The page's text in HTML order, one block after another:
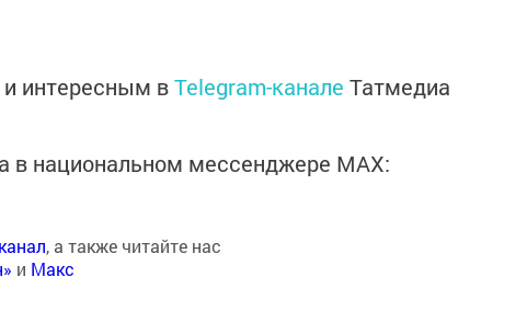
интересным вTelegram-канале Татмедиа
в национальном мессенджере MАХ:
, а также читайте нас
и Макс